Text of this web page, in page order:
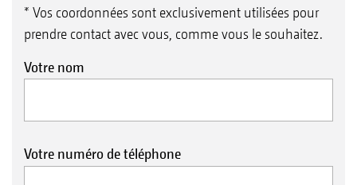
* Vos coordonnées sont exclusivement utilisées pour
prendre contact avec vous, comme vous le souhaitez.
Votre nom
Votre numéro de téléphone